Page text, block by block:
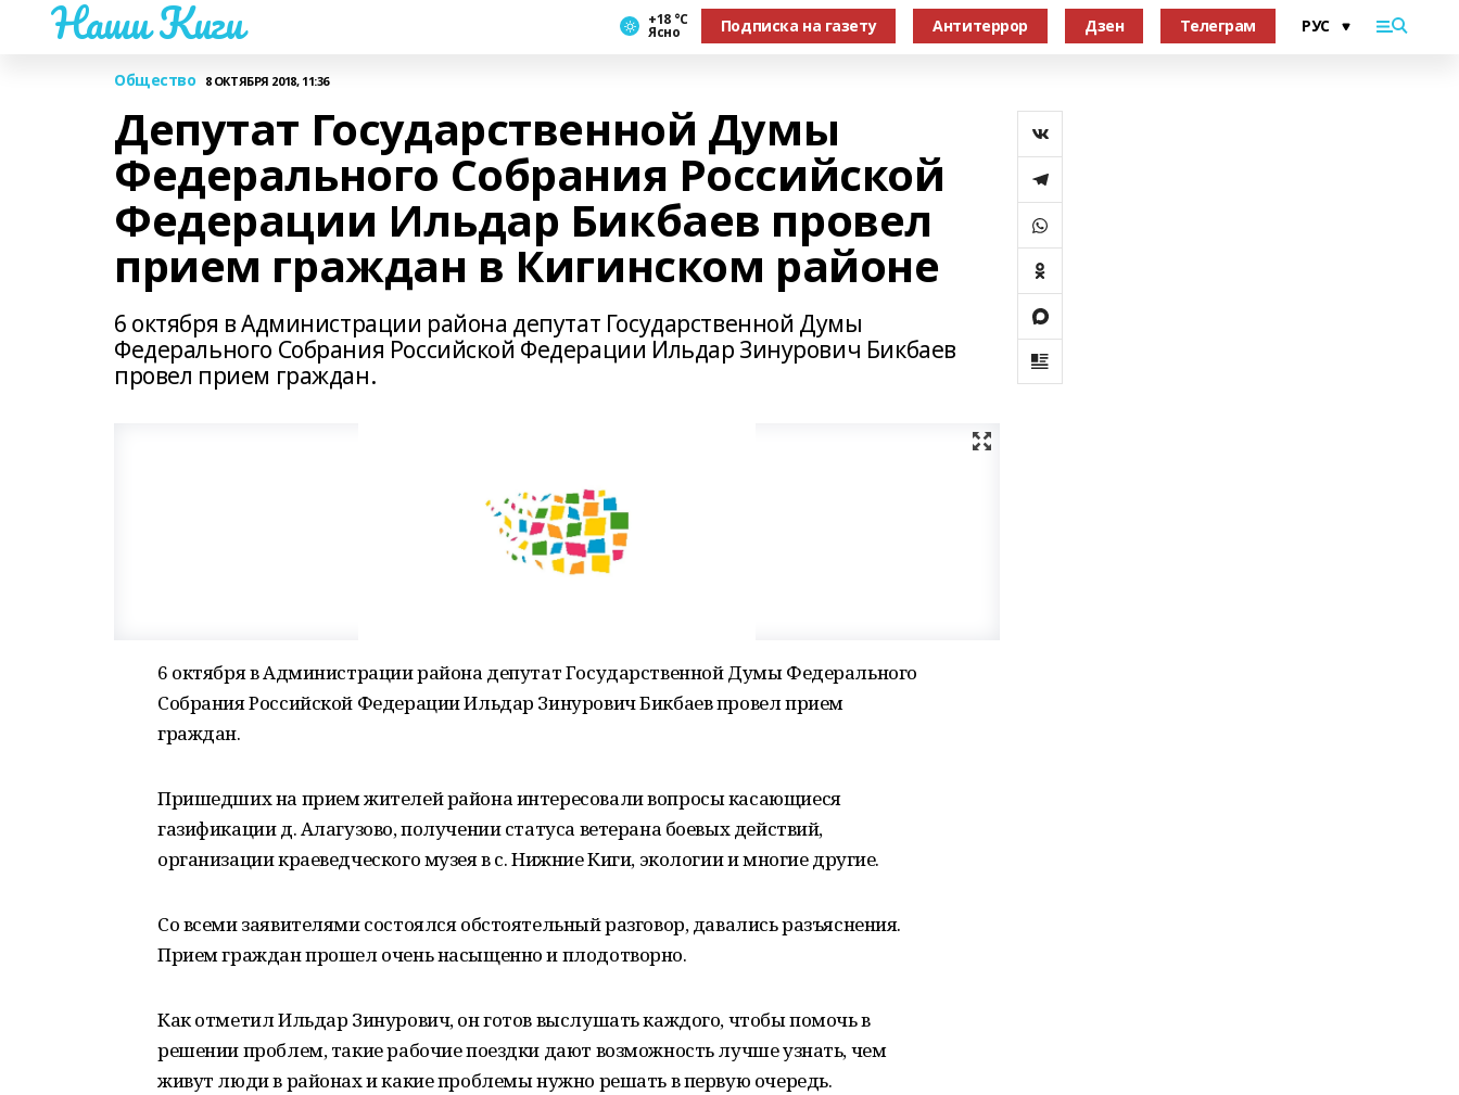
Наши Киги +18 °С
Ясно Подписка на газету Антитеррор Дзен Телеграм
Общество 8 ОКТЯБРЯ 2018, 11:36
Депутат Государственной Думы
Федерального Собрания Российской
Федерации Ильдар Бикбаев провел
прием граждан в Кигинском районе
6 октября в Администрации района депутат Государственной Думы
Федерального Собрания Российской Федерации Ильдар Зинурович Бикбаев
провел прием граждан.
6 октября в Администрации района депутат Государственной Думы Федерального
Собрания Российской Федерации Ильдар Зинурович Бикбаев провел прием
граждан.
Пришедших на прием жителей района интересовали вопросы касающиеся
газификации д. Алагузово, получении статуса ветерана боевых действий,
организации краеведческого музея в с. Нижние Киги, экологии и многие другие.
Со всеми заявителями состоялся обстоятельный разговор, давались разъяснения.
Прием граждан прошел очень насыщенно и плодотворно.
Как отметил Ильдар Зинурович, он готов выслушать каждого, чтобы помочь в
решении проблем, такие рабочие поездки дают возможность лучше узнать, чем
живут люди в районах и какие проблемы нужно решать в первую очередь.